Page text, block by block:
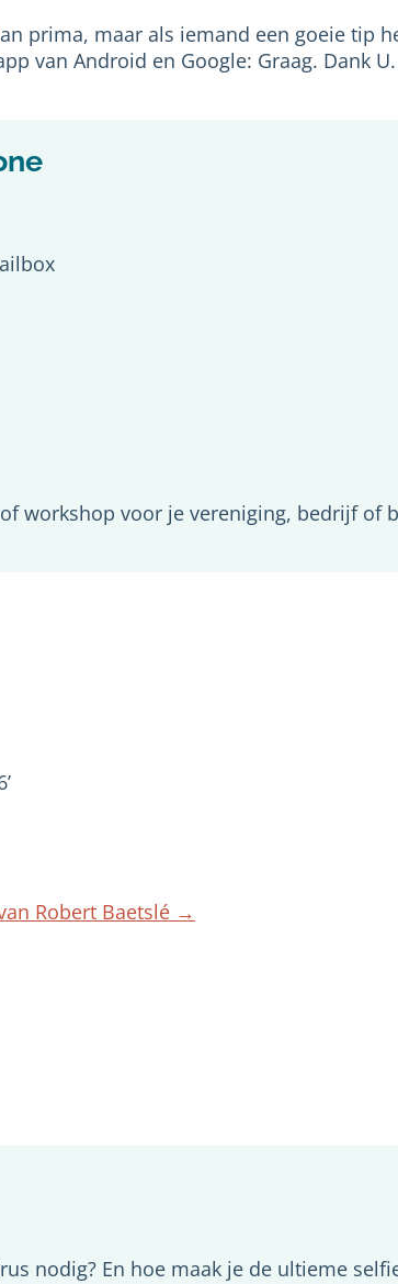
prima, maar als iemand een goeie tip
van Android en Google: Graag. Dank U.
workshop voor je vereniging, bedrijf of
Robert Baetslé →
nodig? En hoe maak je de ultieme